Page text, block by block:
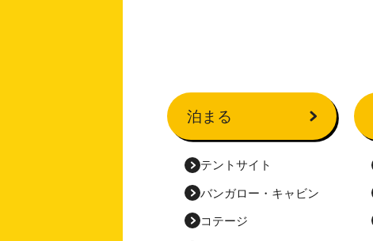
泊まる
テントサイト
バンガロー・ キャビン
コテージ